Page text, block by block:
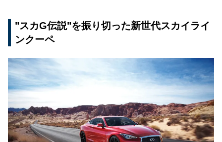
"スカG伝説"を振り切った新世代スカイライ
ンクーペ